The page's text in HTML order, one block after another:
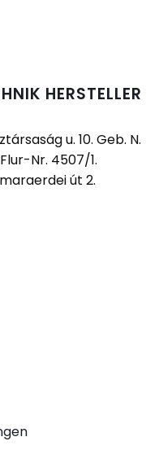
HERSTELLER
u. 10. Geb. N.
Nr. 4507/1.
út 2.